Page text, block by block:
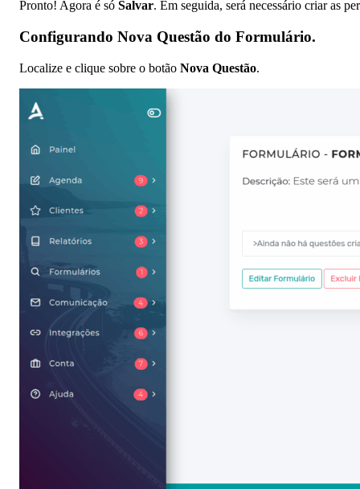
Pronto! Agora é só Salvar. Em seguida, será necessário criar as
Configurando Nova Questão do Formulário.
Localize e clique sobre o botão Nova Questão.